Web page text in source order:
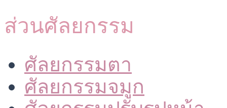
ส่วนศัลยกรรม
ศัลยกรรมตา
ศัลยกรรมจมูก